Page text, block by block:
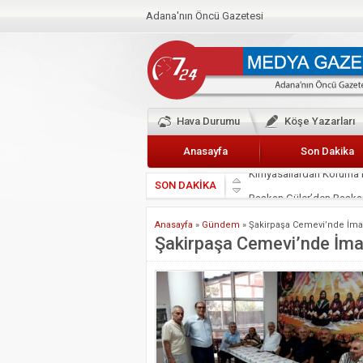
Adana'nın Öncü Gazetesi
Hava Durumu Köşe Yazarları
Anasayfa Son Dakika
SON DAKİKA
Lokantacılar ve
Hak-İş Abdurrahman
HDP İL BİNASININ
CEYHAN TİCARET
Hainler emellerine asla
BÖLGEMİZ
İyi Parti Yüreğir İlçe
Anasayfa » Gündem » Şakirpaşa Cemevi’nde
Şakirpaşa Cemevi’nde